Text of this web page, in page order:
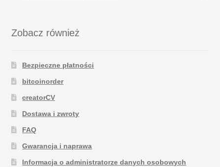
Zobacz również
Bezpieczne płatności
bitcoinorder
creatorCV
Dostawa i zwroty
FAQ
Gwarancja i naprawa
Informacja o administratorze danych osobowych